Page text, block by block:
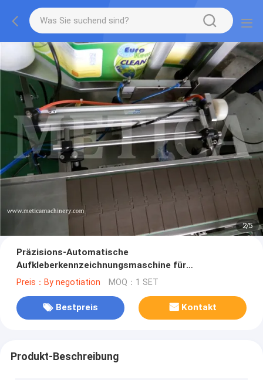
2/5
Präzisions-Automatische
Aufkleberkennzeichnungsmaschine für
Quadratflaschen
Preis：By negotiation MOQ：1 SET
Bestpreis Kontakt
Produkt-Beschreibung